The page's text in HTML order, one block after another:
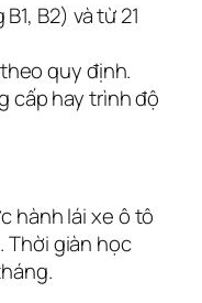
B2) và từ 21
quy định.
cấp hay trình độ
hành lái xe ô tô
Thời giàn học